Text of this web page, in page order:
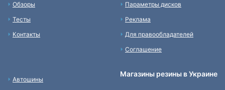
Обзоры
Тесты
Контакты
Параметры дисков
Реклама
Для правообладателей
Соглашение
Автошины
Магазины резины в Украине